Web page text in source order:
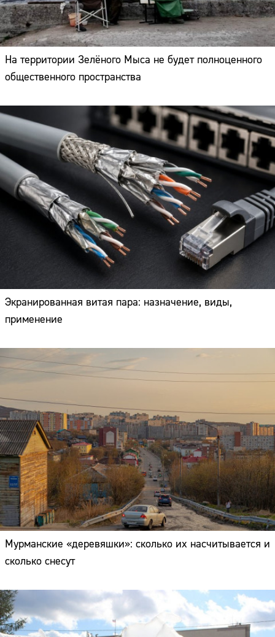
На территории Зелёного Мыса не будет полноценного
общественного пространства
Экранированная витая пара: назначение, виды,
применение
Мурманские «деревяшки»: сколько их насчитывается и
сколько снесут